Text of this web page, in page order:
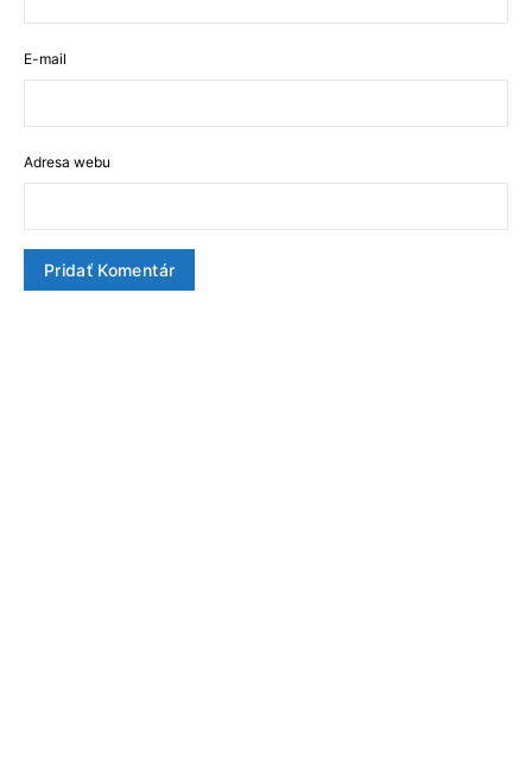
E-mail
Adresa webu